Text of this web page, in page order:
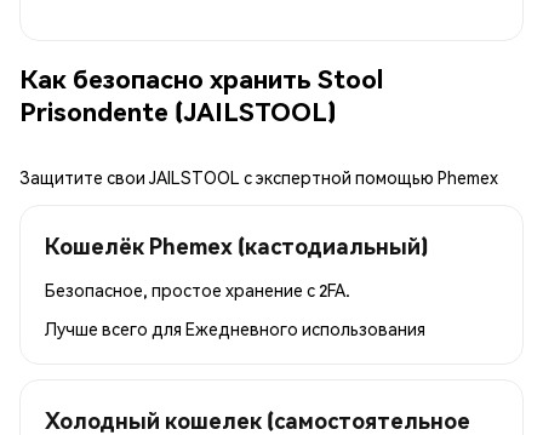
Как безопасно хранить Stool
Prisondente (JAILSTOOL)
Защитите свои JAILSTOOL с экспертной помощью Phemex
Кошелёк Phemex (кастодиальный)
Безопасное, простое хранение с 2FA.
Лучше всего для Ежедневного использования
Холодный кошелек (самостоятельное